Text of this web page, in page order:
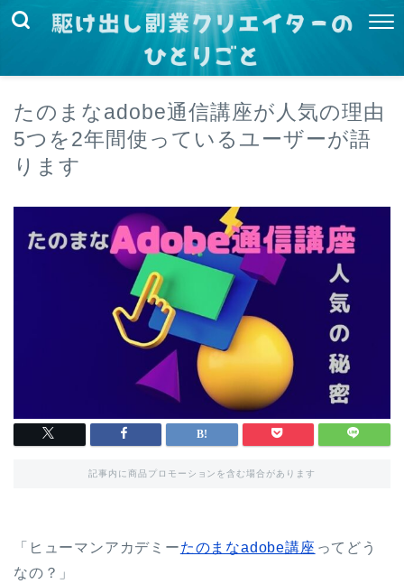
たのまなadobe通信講座が人気の理由
5つを2年間使っているユーザーが語
ります
記事内に商品プロモーションを含む場合があります
「ヒューマンアカデミーたのまなadobe講座 ってどう
なの？」